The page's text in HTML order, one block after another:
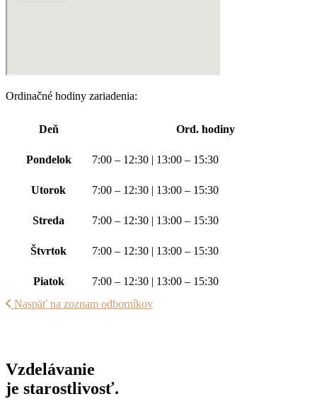
Ordinačné hodiny zariadenia:
Deň Ord. hodiny
Pondelok 7:00 – 12:30 | 13:00 – 15:30
Utorok 7:00 – 12:30 | 13:00 – 15:30
Streda 7:00 – 12:30 | 13:00 – 15:30
Štvrtok 7:00 – 12:30 | 13:00 – 15:30
Piatok
7:00 – 12:30 | 13:00 – 15:30
Naspäť na zoznam odborníkov
Vzdelávanie
je starostlivosť.